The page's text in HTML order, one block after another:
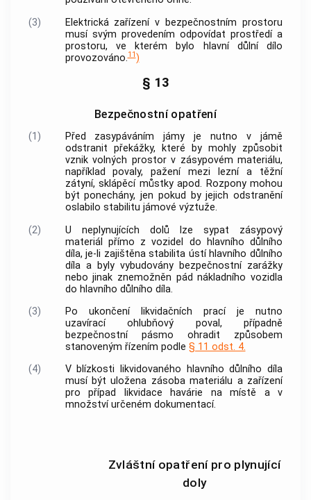
(3)
Elektrická zařízení v bezpečnostním prostoru
musí svým provedením odpovídat prostředí a
prostoru, ve kterém bylo hlavní důlní dílo
provozováno.11)
§ 13
Bezpečnostní opatření
(1)
Před zasypáváním jámy je nutno v jámě
odstranit překážky, které by mohly způsobit
vznik volných prostor v zásypovém materiálu,
například povaly, pažení mezi lezní a těžní
zátyní, sklápěcí můstky apod. Rozpony mohou
být ponechány, jen pokud by jejich odstranění
oslabilo stabilitu jámové výztuže.
(2)
U neplynujících dolů lze sypat zásypový
materiál přímo z vozidel do hlavního důlního
díla, je-li zajištěna stabilita ústí hlavního důlního
díla a byly vybudovány bezpečnostní zarážky
nebo jinak znemožněn pád nákladního vozidla
do hlavního důlního díla.
(3)
Po ukončení likvidačních prací je nutno
uzavírací ohlubňový poval, případně
bezpečnostní pásmo ohradit způsobem
stanoveným řízením podle § 11 odst. 4.
(4)
V blízkosti likvidovaného hlavního důlního díla
musí být uložena zásoba materiálu a zařízení
pro případ likvidace havárie na místě a v
množství určeném dokumentací.
Zvláštní opatření pro plynující
doly